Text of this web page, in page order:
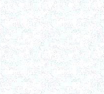
когда
духовный
все
чувства, более же
с
Такой строй
весь день,
Вместе с